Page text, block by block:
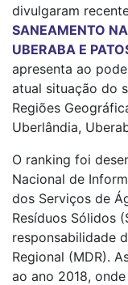
divulgaram
SANEAMENTO
UBERABA E
apresenta ao
atual situação do
Regiões
Uberlândia,
O ranking foi
Nacional de
dos Serviços de
Resíduos Sólidos
responsabilidade
Regional (MDR).
ao ano 2018,